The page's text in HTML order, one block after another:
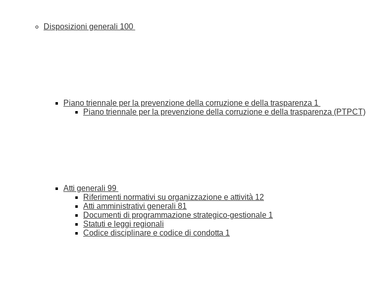
Disposizioni generali 100
Piano triennale per la prevenzione della corruzione e della trasparenza 1
Piano triennale per la prevenzione della corruzione e della trasparenza (PTPCT)
Atti generali 99
Riferimenti normativi su organizzazione e attività 12
Atti amministrativi generali 81
Documenti di programmazione strategico-gestionale 1
Statuti e leggi regionali
Codice disciplinare e codice di condotta 1